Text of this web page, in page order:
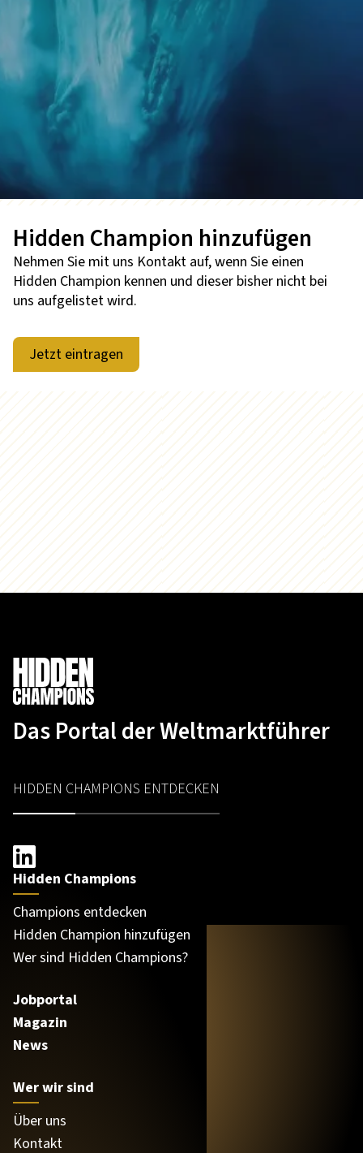
Hidden Champion hinzufügen
Nehmen Sie mit uns Kontakt auf, wenn Sie einen
Hidden Champion kennen und dieser bisher nicht bei
uns aufgelistet wird.
Jetzt eintragen
Das Portal der Weltmarktführer
HIDDEN CHAMPIONS ENTDECKEN
Hidden Champions
Champions entdecken
Hidden Champion hinzufügen
Wer sind Hidden Champions?
Jobportal
Magazin
News
Wer wir sind
Über uns
Kontakt